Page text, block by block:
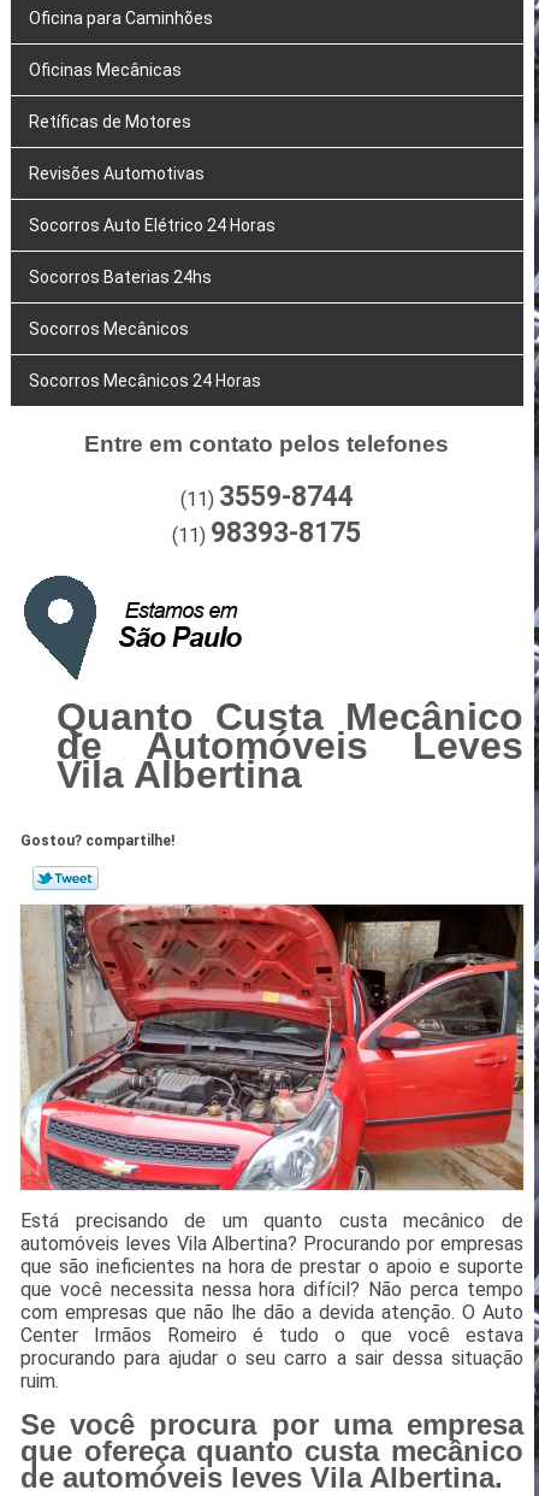
Oficina para Caminhões
Oficinas Mecânicas
Retíficas de Motores
Revisões Automotivas
Socorros Auto Elétrico 24 Horas
Socorros Baterias 24hs
Socorros Mecânicos
Socorros Mecânicos 24 Horas
Entre em contato pelos telefones
(11) 3559-8744
(11) 98393-8175
Quanto Custa Mecânico
de Automóveis Leves
Vila Albertina
Gostou? compartilhe!
Está precisando de um quanto custa mecânico de
automóveis leves Vila Albertina? Procurando por empresas
que são ineficientes na hora de prestar o apoio e suporte
que você necessita nessa hora difícil? Não perca tempo
com empresas que não lhe dão a devida atenção. O Auto
Center Irmãos Romeiro é tudo o que você estava
procurando para ajudar o seu carro a sair dessa situação
ruim.
Se você procura por uma empresa
que ofereça quanto custa mecânico
de automóveis leves Vila Albertina.